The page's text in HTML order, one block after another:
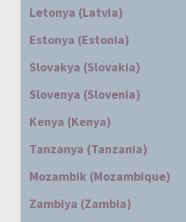
Letonya (Latvia)
Estonya (Estonia)
Slovakya (Slovakia)
Slovenya (Slovenia)
Kenya (Kenya)
Tanzanya (Tanzania)
Mozambik (Mozambique)
Zambiya (Zambia)